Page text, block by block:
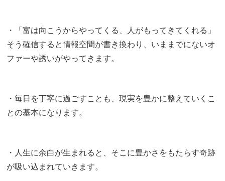
・「富は向こうからやってくる、人がもってきてくれる」
そう確信すると情報空間が書き換わり、いままでにないオ
ファーや誘いがやってきます。
・毎日を丁寧に過ごすことも、現実を豊かに整えていくこ
との基本になります。
・人生に余白が生まれると、そこに豊かさをもたらす奇跡
が吸い込まれていきます。